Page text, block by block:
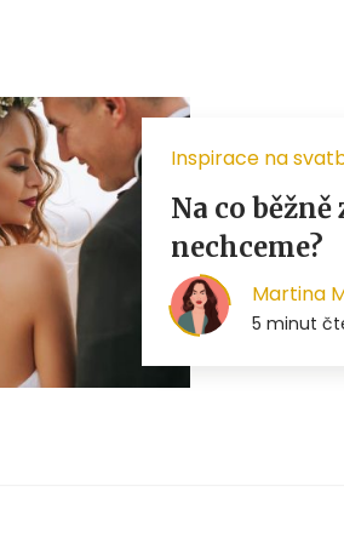
Inspirace na
Na co
nechceme?
Martina
5 minut